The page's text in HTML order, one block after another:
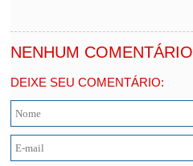
NENHUM COMENTÁRIO
DEIXE SEU COMENTÁRIO: